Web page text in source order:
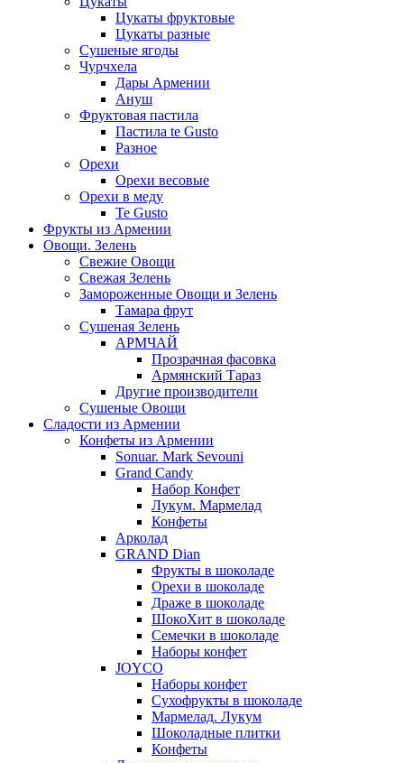
Цукаты фруктовые
Цукаты разные
Сушеные ягоды
Чурчхела
Дары Армении
Ануш
Фруктовая пастила
Пастила te Gusto
Разное
Орехи
Орехи весовые
Орехи в меду
Te Gusto
Фрукты из Армении
Овощи. Зелень
Свежие Овощи
Свежая Зелень
Замороженные Овощи и Зелень
Тамара фрут
Сушеная Зелень
АРМЧАЙ
Прозрачная фасовка
Армянский Тараз
Другие производители
Сушеные Овощи
Сладости из Армении
Конфеты из Армении
Sonuar. Mark Sevouni
Grand Candy
Набор Конфет
Лукум. Мармелад
Конфеты
Арколад
GRAND Dian
Фрукты в шоколаде
Орехи в шоколаде
Драже в шоколаде
ШокоХит в шоколаде
Семечки в шоколаде
Наборы конфет
JOYCO
Наборы конфет
Сухофрукты в шоколаде
Мармелад. Лукум
Шоколадные плитки
Конфеты